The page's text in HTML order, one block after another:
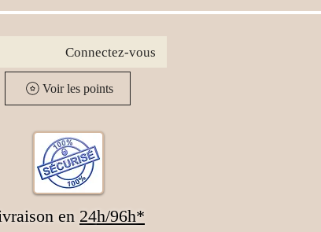
Connectez-vous
Voir les points
en 24h/96h*